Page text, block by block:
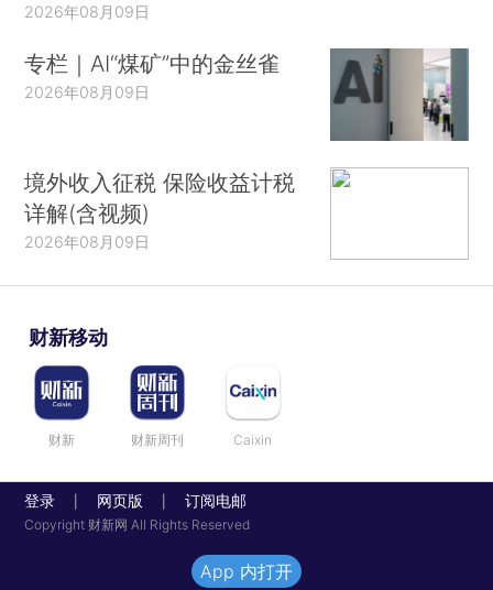
2026年08月09日
专栏｜AI“煤矿”中的金丝雀
2026年08月09日
境外收入征税 保险收益计税
详解(含视频)
2026年08月09日
财新移动
财新 财新周刊 Caixin
登录 网页版 订阅电邮
Copyright 财新网 All Rights Reserved
App 内打开